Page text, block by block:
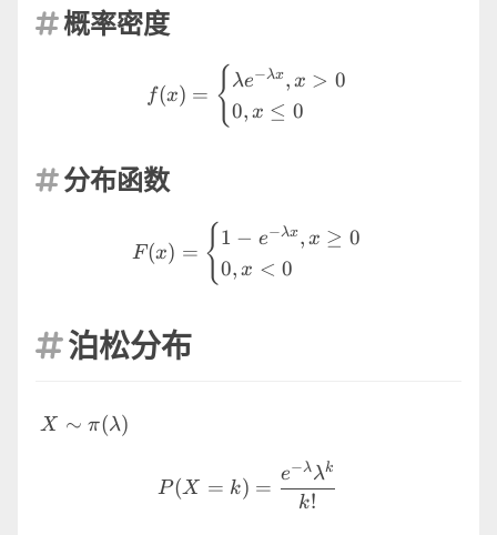
概率密度
f(x)= \begin{cases}
f(x) = { λe−λx, x > 0
0, x ≤ 0
分布函数
F(x)= \begin{cases} 1-
F(x) = {1 − e−λx, x ≥ 0
0, x < 0
泊松分布
X \sim
X ∼ π(λ)
P(X=k)=\frac{e^{-
P(X = k) =
k!
e−λλk